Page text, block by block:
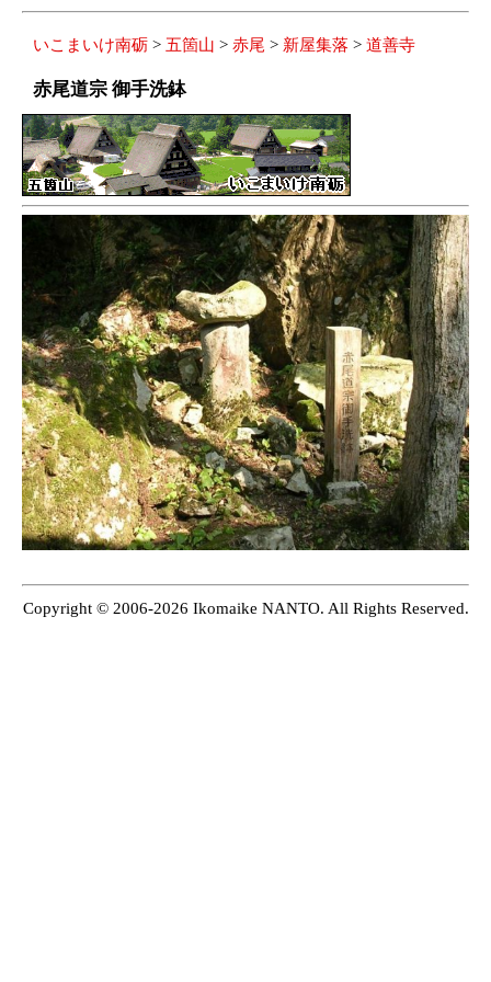
いこまいけ南砺 > 五箇山 > 赤尾 > 新屋集落 > 道善寺
赤尾道宗 御手洗鉢
Copyright © 2006-2026 Ikomaike NANTO. All Rights Reserved.